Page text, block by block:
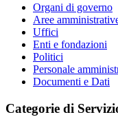
Organi di governo
Aree
Uffici
Enti e fondazioni
Politici
Personale
Documenti e Dati
Categorie di